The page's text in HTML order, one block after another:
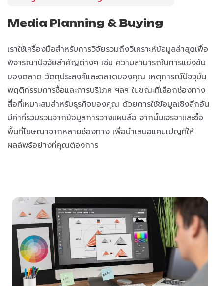
Media Planning & Buying
เราใช้เครื่องมือสำหรับการวิจัยรวมถึงวิเคราะห์ข้อมูลล่าสุดเพื่อ
พิจารณาปัจจัยสำคัญต่างๆ เช่น ความสามารถในการแข่งขัน
ของตลาด วัตถุประสงค์และตลาดของคุณ เหตุการณ์ปัจจุบัน
พฤติกรรมการซื้อและการบริโภค ฯลฯ ในขณะที่เลือกช่องทาง
สื่อที่เหมาะสมสำหรับธุรกิจของคุณ ด้วยการใช้ข้อมูลเชิงลึกอัน
มีค่าที่รวบรวมจากข้อมูลการวางแผนสื่อ จากนั้นเจรจาและซื้อ
พื้นที่โฆษณาจากหลายช่องทาง เพื่อนำเสนอแคมเปญที่ให้
ผลลัพธ์อย่างที่คุณต้องการ